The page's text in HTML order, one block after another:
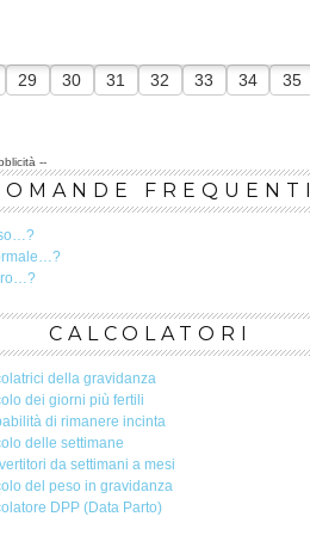
29 30 31 32 33 34 35
--
FREQUENTI
CALCOLATORI
della gravidanza
dei giorni più fertili
di rimanere incinta
delle settimane
da settimani a mesi
del peso in gravidanza
DPP (Data Parto)